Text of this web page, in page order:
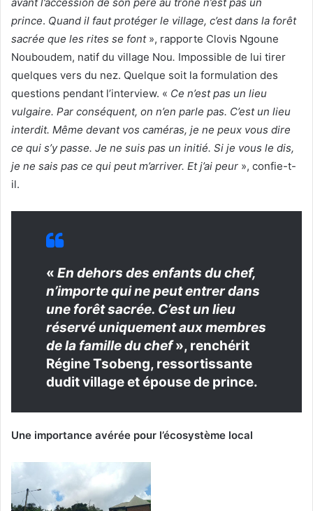
avant l’accession de son père au trône n’est pas un
prince. Quand il faut protéger le village, c’est dans la forêt
sacrée que les rites se font », rapporte Clovis Ngoune
Nouboudem, natif du village Nou. Impossible de lui tirer
quelques vers du nez. Quelque soit la formulation des
questions pendant l’interview. « Ce n’est pas un lieu
vulgaire. Par conséquent, on n’en parle pas. C’est un lieu
interdit. Même devant vos caméras, je ne peux vous dire
ce qui s’y passe. Je ne suis pas un initié. Si je vous le dis,
je ne sais pas ce qui peut m’arriver. Et j’ai peur », confie-t-
il.
« En dehors des enfants du chef,
n’importe qui ne peut entrer dans
une forêt sacrée. C’est un lieu
réservé uniquement aux membres
de la famille du chef», renchérit
Régine Tsobeng, ressortissante
dudit village et épouse de prince.
Une importance avérée pour l’écosystème local